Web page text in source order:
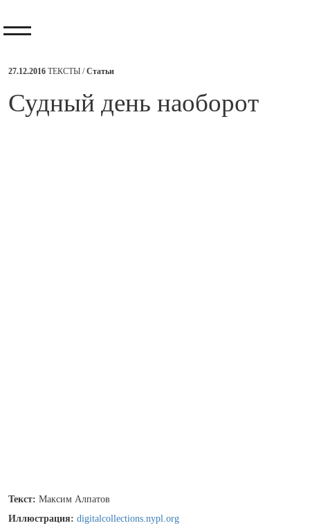
27.12.2016 ТЕКСТЫ /Статьи
​Судный день наоборот
Текст: Максим Алпатов
Иллюстрация: digitalcollections.nypl.org